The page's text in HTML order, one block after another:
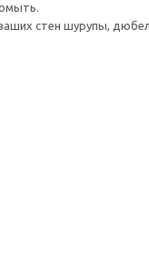
стен шурупы,